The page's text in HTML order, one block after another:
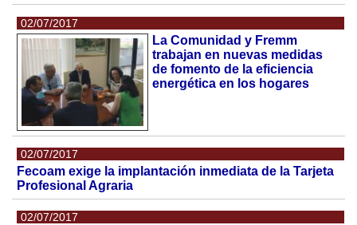
02/07/2017
La Comunidad y Fremm
trabajan en nuevas medidas
de fomento de la eficiencia
energética en los hogares
02/07/2017
Fecoam exige la implantación inmediata de la Tarjeta
Profesional Agraria
02/07/2017